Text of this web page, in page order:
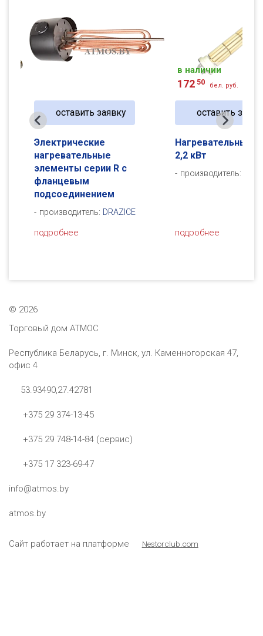
Электрические
нагревательные
элементы серии R с
фланцевым
подсоединением
производитель: DRAZICE
подробнее
оставить заявку
Нагревательный
2,2 кВт
производитель:
подробнее
в наличии
172 50 бел. руб.
оставить
© 2026
Торговый дом АТМОС
Республика Беларусь, г. Минск, ул. Каменногорская 47,
офис 4
53.93490,27.42781
+375 29 374-13-45
+375 29 748-14-84 (сервис)
+375 17 323-69-47
info@atmos.by
atmos.by
Сайт работает на платформе Nestorclub.com